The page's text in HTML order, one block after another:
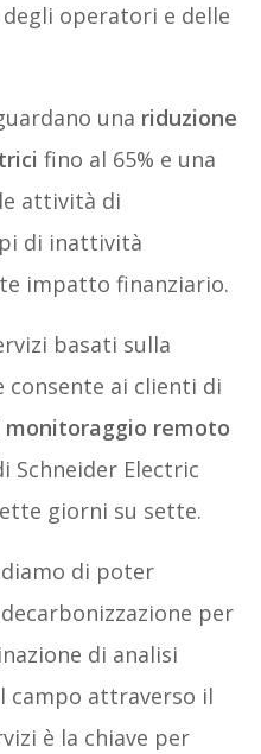
operatori e delle
una riduzione
fino al 65% e una
attività di
di inattività
impatto finanziario.
basati sulla
consente ai clienti di
monitoraggio remoto
Schneider Electric
giorni su sette.
di poter
per
di analisi
campo attraverso il
è la chiave per